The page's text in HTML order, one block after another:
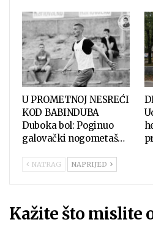
U PROMETNOJ NESREĆI
KOD BABINDUBA
Duboka bol: Poginuo
galovački nogometaš…
NATRAG NAPRIJED
Kažite što mislite